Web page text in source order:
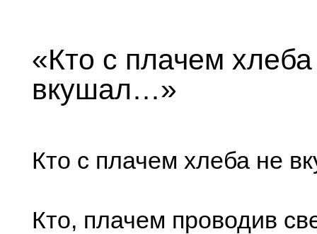
«Кто с плачем
вкушал…»
Кто с плачем хлеба не
Кто, плачем проводив